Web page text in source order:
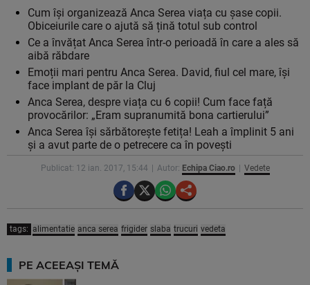
Cum își organizează Anca Serea viața cu șase copii.
Obiceiurile care o ajută să țină totul sub control
Ce a învățat Anca Serea într-o perioadă în care a ales să
aibă răbdare
Emoții mari pentru Anca Serea. David, fiul cel mare, își
face implant de păr la Cluj
Anca Serea, despre viața cu 6 copii! Cum face față
provocărilor: „Eram supranumită bona cartierului”
Anca Serea își sărbătorește fetița! Leah a împlinit 5 ani
și a avut parte de o petrecere ca în povești
Publicat: 12 ian. 2017, 15:44 Autor: Echipa Ciao.ro Vedete
tags: alimentatie anca serea frigider slaba trucuri vedeta
PE ACEEAȘI TEMĂ